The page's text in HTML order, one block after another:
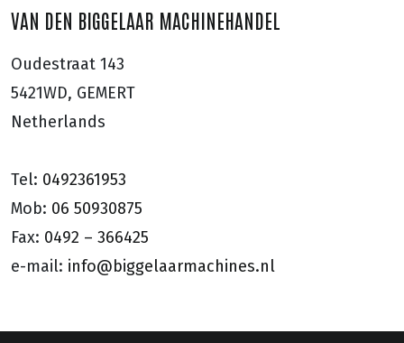
VAN DEN BIGGELAAR MACHINEHANDEL
Oudestraat 143
5421WD, GEMERT
Netherlands
Tel: 0492361953
Mob: 06 50930875
Fax: 0492 – 366425
e-mail: info@biggelaarmachines.nl